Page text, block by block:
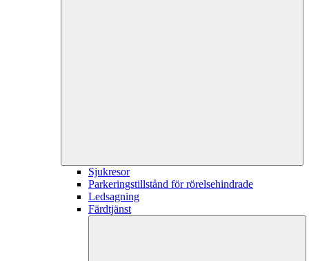
Sjukresor
Parkeringstillstånd för rörelsehindrade
Ledsagning
Färdtjänst